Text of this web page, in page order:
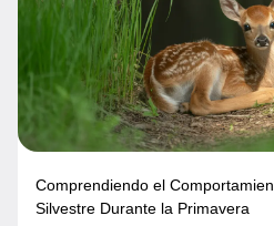
Comprendiendo el
Silvestre Durante la Primavera